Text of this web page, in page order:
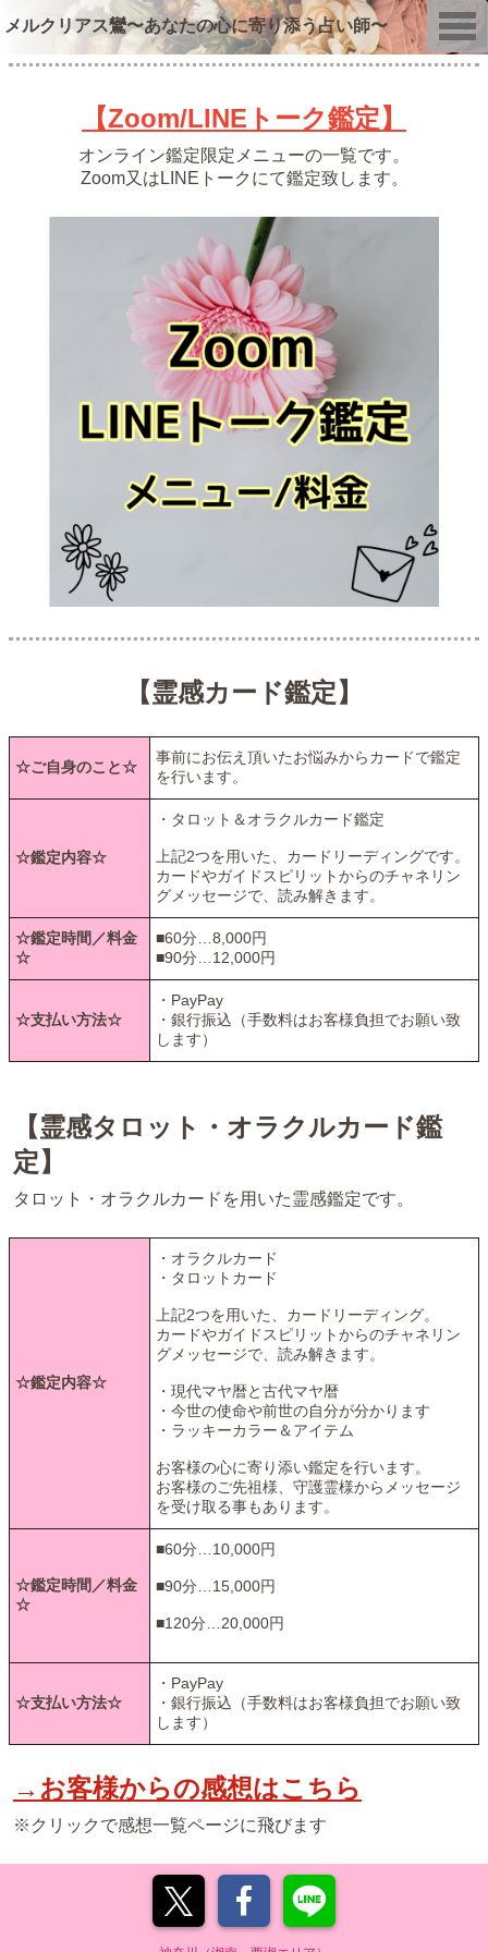
メルクリアス鸞〜あなたの心に寄り添う占い師〜
【Zoom/LINEトーク鑑定】
オンライン鑑定限定メニューの一覧です。
Zoom又はLINEトークにて鑑定致します。
【霊感カード鑑定】
☆ご自身のこと☆
事前にお伝え頂いたお悩みからカードで鑑定
を行います。
☆鑑定内容☆
・タロット＆オラクルカード鑑定
上記2つを用いた、カードリーディングです。
カードやガイドスピリットからのチャネリン
グメッセージで、読み解きます。
☆鑑定時間／料金
☆
■60分…8,000円
■90分…12,000円
☆支払い方法☆
・PayPay
・銀行振込（手数料はお客様負担でお願い致
します）
【霊感タロット・オラクルカード鑑
定】
タロット・オラクルカードを用いた霊感鑑定です。
☆鑑定内容☆
・オラクルカード
・タロットカード
上記2つを用いた、カードリーディング。
カードやガイドスピリットからのチャネリン
グメッセージで、読み解きます。
・現代マヤ暦と古代マヤ暦
・今世の使命や前世の自分が分かります
・ラッキーカラー＆アイテム
お客様の心に寄り添い鑑定を行います。
お客様のご先祖様、守護霊様からメッセージ
を受け取る事もあります。
☆鑑定時間／料金
☆
■60分…10,000円
■90分…15,000円
■120分…20,000円
☆支払い方法☆
・PayPay
・銀行振込（手数料はお客様負担でお願い致
します）
→お客様からの感想はこちら
※クリックで感想一覧ページに飛びます
T
o
g
g